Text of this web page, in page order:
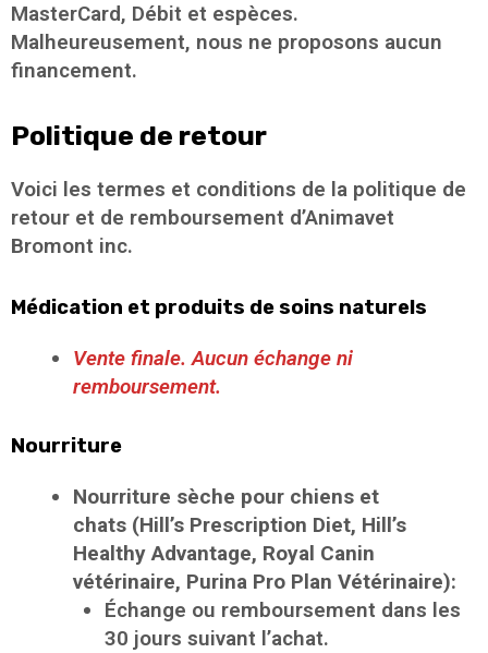
MasterCard, Débit et espèces.
Malheureusement, nous ne proposons aucun
financement.
Politique de retour
Voici les termes et conditions de la politique de
retour et de remboursement d’Animavet
Bromont inc.
Médication et produits de soins naturels
Vente finale. Aucun échange ni
remboursement.
Nourriture
Nourriture sèche pour chiens et
chats (Hill’s Prescription Diet, Hill’s
Healthy Advantage, Royal Canin
vétérinaire, Purina Pro Plan Vétérinaire):
Échange ou remboursement dans les
30 jours suivant l’achat.